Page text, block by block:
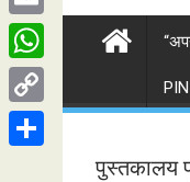
पुस्तकालय
a
c
e
b
E
m
a
i
W
h
a
C